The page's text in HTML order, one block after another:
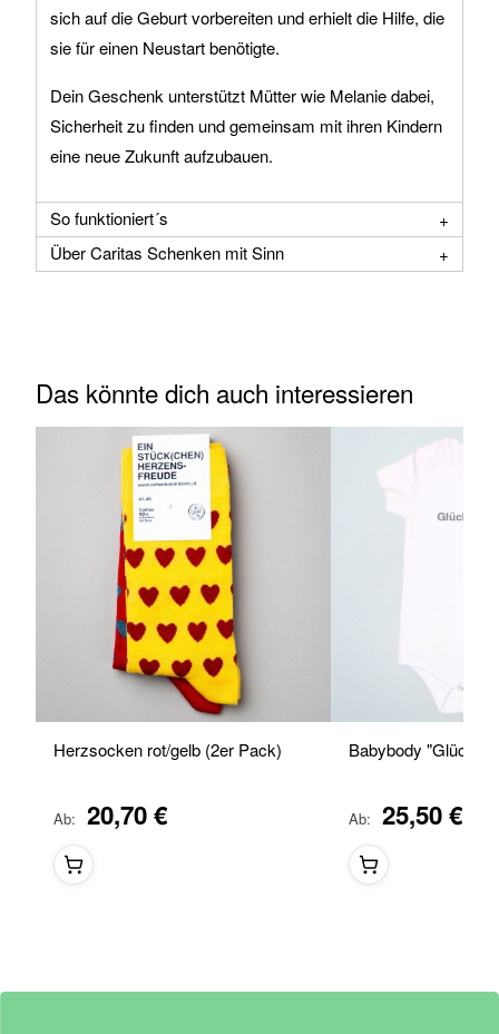
sich auf die Geburt vorbereiten und erhielt die Hilfe, die
sie für einen Neustart benötigte.
Dein Geschenk unterstützt Mütter wie Melanie dabei,
Sicherheit zu finden und gemeinsam mit ihren Kindern
eine neue Zukunft aufzubauen.
So funktioniert´s
Über Caritas Schenken mit Sinn
Das könnte dich auch interessieren
Herzsocken rot/gelb (2er Pack)
Ab 20,70 €
Babybody
Ab 25,50 €